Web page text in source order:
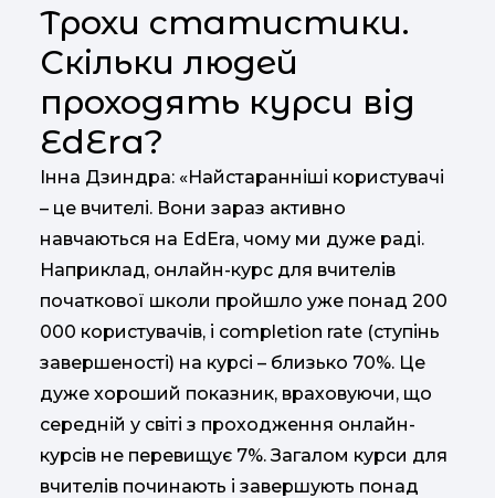
Трохи статистики.
Скільки людей
проходять курси від
EdEra?
Інна Дзиндра: «Найстаранніші користувачі
– це вчителі. Вони зараз активно
навчаються на EdEra, чому ми дуже раді.
Наприклад, онлайн-курс для вчителів
початкової школи пройшло уже понад 200
000 користувачів, і completion rate (ступінь
завершеності) на курсі – близько 70%. Це
дуже хороший показник, враховуючи, що
середній у світі з проходження онлайн-
курсів не перевищує 7%. Загалом курси для
вчителів починають і завершують понад